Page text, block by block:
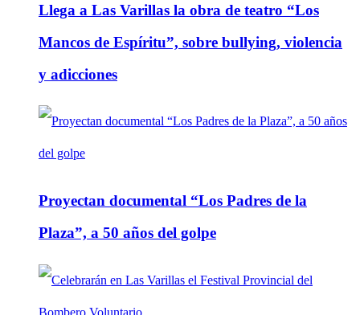
Llega a Las Varillas la obra de teatro “Los
Mancos de Espíritu”, sobre bullying, violencia
y adicciones
Proyectan documental “Los Padres de la
Plaza”, a 50 años del golpe